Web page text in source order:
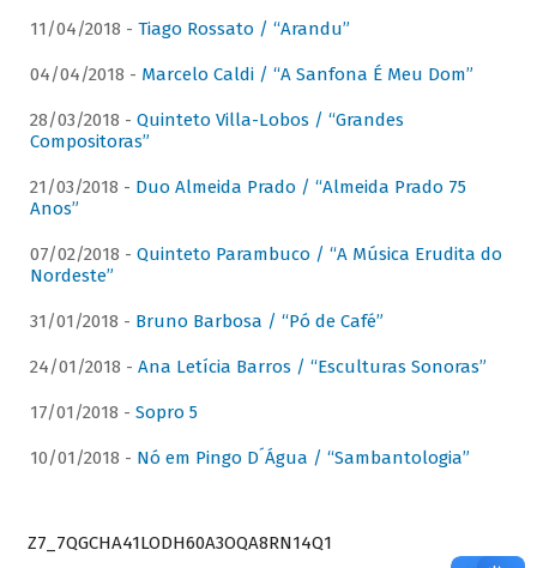
11/04/2018 - Tiago Rossato / “Arandu”
04/04/2018 - Marcelo Caldi / “A Sanfona É Meu Dom”
28/03/2018 - Quinteto Villa-Lobos / “Grandes
Compositoras”
21/03/2018 - Duo Almeida Prado / “Almeida Prado 75
Anos”
07/02/2018 - Quinteto Parambuco / “A Música Erudita do
Nordeste”
31/01/2018 - Bruno Barbosa / “Pó de Café”
24/01/2018 - Ana Letícia Barros / “Esculturas Sonoras”
17/01/2018 - Sopro 5
10/01/2018 - Nó em Pingo D´Água / “Sambantologia”
Z7_7QGCHA41LODH60A3OQA8RN14Q1